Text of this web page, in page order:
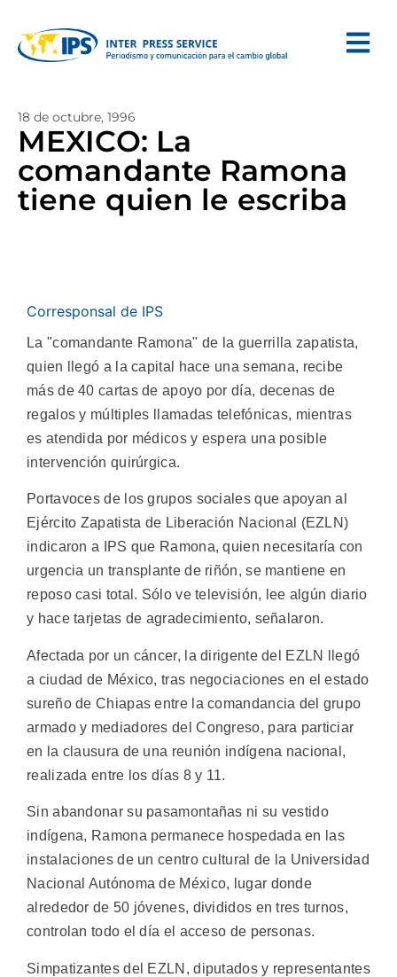
18 de octubre, 1996
MEXICO: La
comandante Ramona
tiene quien le escriba
Corresponsal de IPS
La "comandante Ramona" de la guerrilla zapatista,
quien llegó a la capital hace una semana, recibe
más de 40 cartas de apoyo por día, decenas de
regalos y múltiples llamadas telefónicas, mientras
es atendida por médicos y espera una posible
intervención quirúrgica.
Portavoces de los grupos sociales que apoyan al
Ejército Zapatista de Liberación Nacional (EZLN)
indicaron a IPS que Ramona, quien necesitaría con
urgencia un transplante de riñón, se mantiene en
reposo casi total. Sólo ve televisión, lee algún diario
y hace tarjetas de agradecimiento, señalaron.
Afectada por un cáncer, la dirigente del EZLN llegó
a ciudad de México, tras negociaciones en el estado
sureño de Chiapas entre la comandancia del grupo
armado y mediadores del Congreso, para particiar
en la clausura de una reunión indígena nacional,
realizada entre los días 8 y 11.
Sin abandonar su pasamontañas ni su vestido
indígena, Ramona permanece hospedada en las
instalaciones de un centro cultural de la Universidad
Nacional Autónoma de México, lugar donde
alrededor de 50 jóvenes, divididos en tres turnos,
controlan todo el día el acceso de personas.
Simpatizantes del EZLN, diputados y representantes